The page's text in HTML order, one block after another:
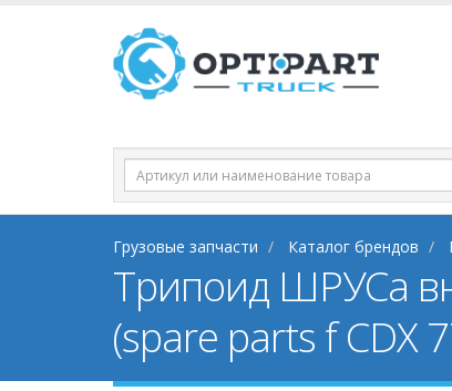
Грузовые запчасти Каталог брендов
Трипоид ШРУСа
(spare parts f CDX